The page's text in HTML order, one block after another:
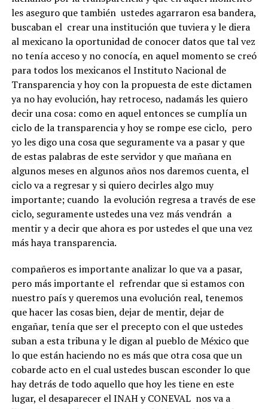
les aseguro que también ustedes agarraron esa bandera,
buscaban el crear una institución que tuviera y le diera
al mexicano la oportunidad de conocer datos que tal vez
no tenía acceso y no conocía, en aquel momento se creó
para todos los mexicanos el Instituto Nacional de
Transparencia y hoy con la propuesta de este dictamen
ya no hay evolución, hay retroceso, nadamás les quiero
decir una cosa: como en aquel entonces se cumplía un
ciclo de la transparencia y hoy se rompe ese ciclo, pero
yo les digo una cosa que seguramente va a pasar y que
de estas palabras de este servidor y que mañana en
algunos meses en algunos años nos daremos cuenta, el
ciclo va a regresar y si quiero decirles algo muy
importante; cuando la evolución regresa a través de ese
ciclo, seguramente ustedes una vez más vendrán a
mentir y a decir que ahora es por ustedes el que una vez
más haya transparencia.
compañeros es importante analizar lo que va a pasar,
pero más importante el refrendar que si estamos con
nuestro país y queremos una evolución real, tenemos
que hacer las cosas bien, dejar de mentir, dejar de
engañar, tenía que ser el precepto con el que ustedes
suban a esta tribuna y le digan al pueblo de México que
lo que están haciendo no es más que otra cosa que un
cobarde acto en el cual ustedes buscan esconder lo que
hay detrás de todo aquello que hoy les tiene en este
lugar, el desaparecer el INAH y CONEVAL nos va a